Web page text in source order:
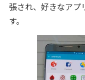
張され、好きなアプ
す。